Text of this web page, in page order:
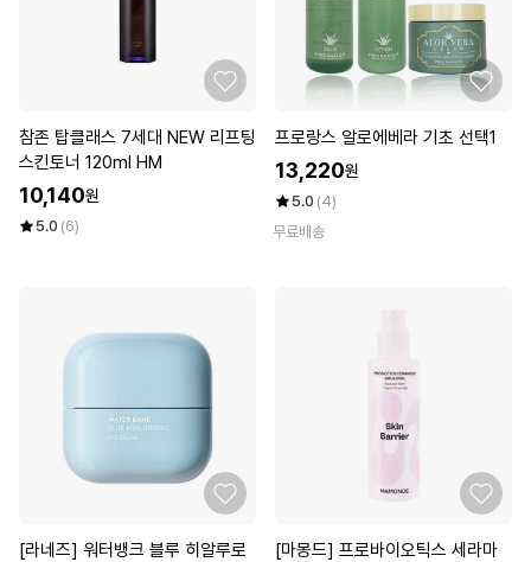
참존 탑클래스 7세대 NEW 리프팅
스킨토너 120ml HM
10,140원
5.0 (6)
프로랑스 알로에베라 기초 선택1
13,220원
5.0 (4)
무료배송
[라네즈] 워터뱅크 블루 히알루로
[마몽드] 프로바이오틱스 세라마